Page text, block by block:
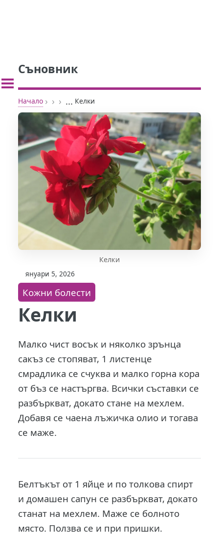
Съновник
Начало › › › ... Келки
Келки
януари 5, 2026
Кожни болести
Келки
Малко чист восък и няколко зрънца
сакъз се стопяват, 1 листенце
смрадлика се счуква и малко горна кора
от бъз се настъргва. Всички съставки се
разбъркват, докато стане на мехлем.
Добавя се чаена лъжичка олио и тогава
се маже.
Белтъкът от 1 яйце и по толкова спирт
и домашен сапун се разбъркват, докато
станат на мехлем. Маже се болното
място. Ползва се и при пришки.